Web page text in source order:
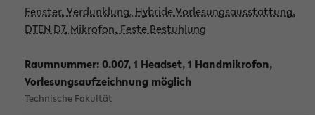
Fenster, Verdunklung, Hybride Vorlesungsausstattung,
DTEN D7, Mikrofon, Feste Bestuhlung
Raumnummer: 0.007, 1 Headset, 1 Handmikrofon,
Vorlesungsaufzeichnung möglich
Technische Fakultät